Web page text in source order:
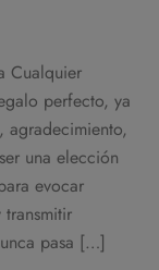
Cualquier
perfecto, ya
agradecimiento,
una elección
evocar
pasa […]